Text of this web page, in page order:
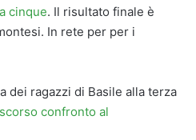
cinque. Il risultato finale è
In rete per per i
dei ragazzi di Basile alla terza
confronto al